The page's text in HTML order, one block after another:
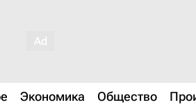
Экономика Общество